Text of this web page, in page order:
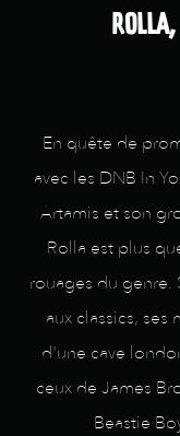
En quête de
avec les DNB In
Artamis et son
Rolla est plus
rouages du genre.
aux classics,
d'une cave
ceux de James
Beastie